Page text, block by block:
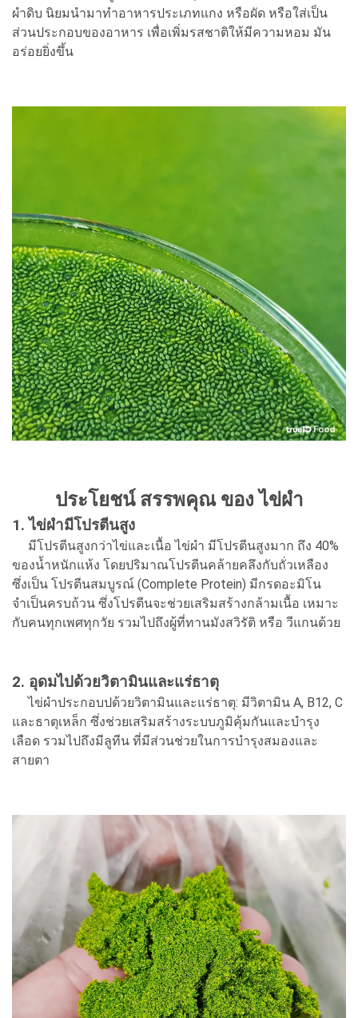
ผำดิบ นิยมนำมาทำอาหารประเภทแกง หรือผัด หรือใส่เป็น
ส่วนประกอบของอาหาร เพื่อเพิ่มรสชาติให้มีความหอม มัน
อร่อยยิ่งขึ้น
ประโยชน์ สรรพคุณ ของ ไข่ผำ
1. ไข่ผำมีโปรตีนสูง
มีโปรตีนสูงกว่าไข่และเนื้อ ไข่ผำ มีโปรตีนสูงมาก ถึง 40%
ของน้ำหนักแห้ง โดยปริมาณโปรตีนคล้ายคลึงกับถั่วเหลือง
ซึ่งเป็น โปรตีนสมบูรณ์ (Complete Protein) มีกรดอะมิโน
จำเป็นครบถ้วน ซึ่งโปรตีนจะช่วยเสริมสร้างกล้ามเนื้อ เหมาะ
กับคนทุกเพศทุกวัย รวมไปถึงผู้ที่ทานมังสวิรัติ หรือ วีแกนด้วย
2. อุดมไปด้วยวิตามินและแร่ธาตุ
ไข่ผำประกอบปด้วยวิตามินและแร่ธาตุ: มีวิตามิน A, B12, C
และธาตุเหล็ก ซึ่งช่วยเสริมสร้างระบบภูมิคุ้มกันและบำรุง
เลือด รวมไปถึงมีลูทีน ที่มีส่วนช่วยในการบำรุงสมองและ
สายตา